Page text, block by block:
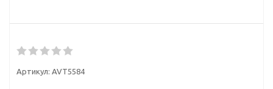
Артикул: AVT5584